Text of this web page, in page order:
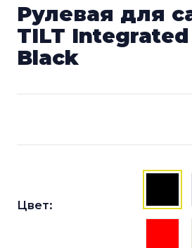
Рулевая для
TILT
Black
Цвет: